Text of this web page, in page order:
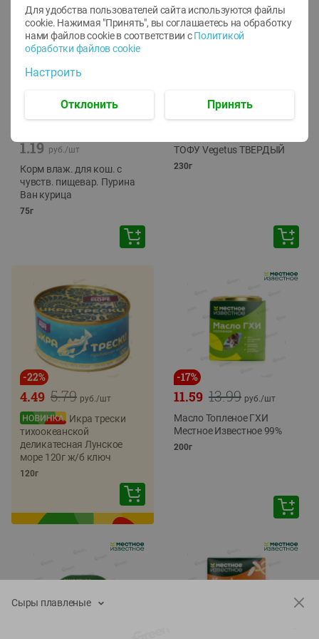
1.19 руб./шт
Корм влаж. для кош. с
чувств. пищевар. Пурина
Ван курица
75г
ТОФУ Vegetus ТВЕРДЫЙ
230г
-22%
5.79
4.49 руб./шт
Икра трески
тихоокеанской
деликатесная Лунское
море 120г ж/б ключ
120г
-17%
13.99
11.59 руб./шт
Масло Топленое ГХИ
Местное Известное 99%
200г
Сыры плавленые
Для удобства пользователей сайта используются файлы
cookie. Нажимая "Принять", вы соглашаетесь на обработку
нами файлов cookie в соответствии с Политикой
обработки файлов cookie
Настроить
Отклонить Принять